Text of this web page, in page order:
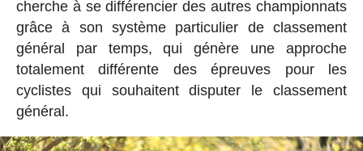
cherche à se différencier des autres championnats
grâce à son système particulier de classement
général par temps, qui génère une approche
totalement différente des épreuves pour les
cyclistes qui souhaitent disputer le classement
général.